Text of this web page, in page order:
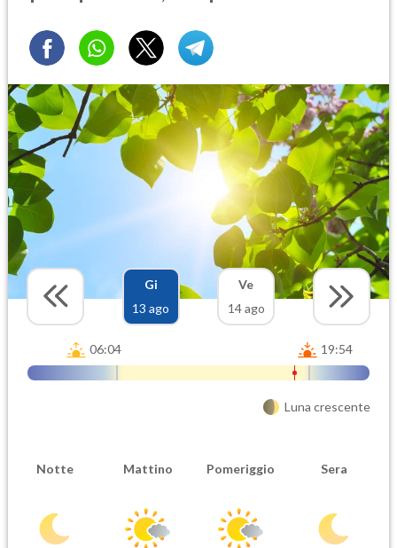
Gi
13 ago
Ve
14 ago
06:04 19:54
Luna crescente
Notte Mattino Pomeriggio Sera